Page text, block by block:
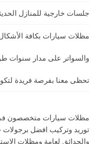
جلسات خارجية للمنازل
مظلات سيارات بكافة
والسواتر على مدار سنوات
تحظى معنا بفرصة فريدة لتكون
مظلات سيارات متخصصون
توريد وتركيب افضل برجولات
والحدائق لعامة ومظلات